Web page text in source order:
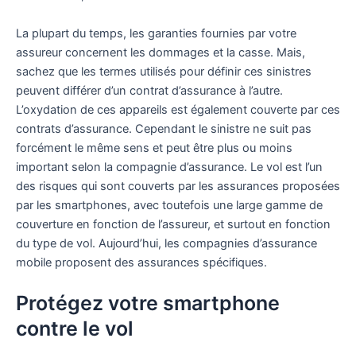
La plupart du temps, les garanties fournies par votre
assureur concernent les dommages et la casse. Mais,
sachez que les termes utilisés pour définir ces sinistres
peuvent différer d’un contrat d’assurance à l’autre.
L’oxydation de ces appareils est également couverte par ces
contrats d’assurance. Cependant le sinistre ne suit pas
forcément le même sens et peut être plus ou moins
important selon la compagnie d’assurance. Le vol est l’un
des risques qui sont couverts par les assurances proposées
par les smartphones, avec toutefois une large gamme de
couverture en fonction de l’assureur, et surtout en fonction
du type de vol. Aujourd’hui, les compagnies d’assurance
mobile proposent des assurances spécifiques.
Protégez votre smartphone
contre le vol